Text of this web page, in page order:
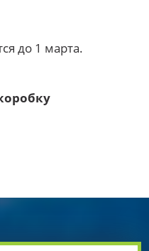
до 1 марта.